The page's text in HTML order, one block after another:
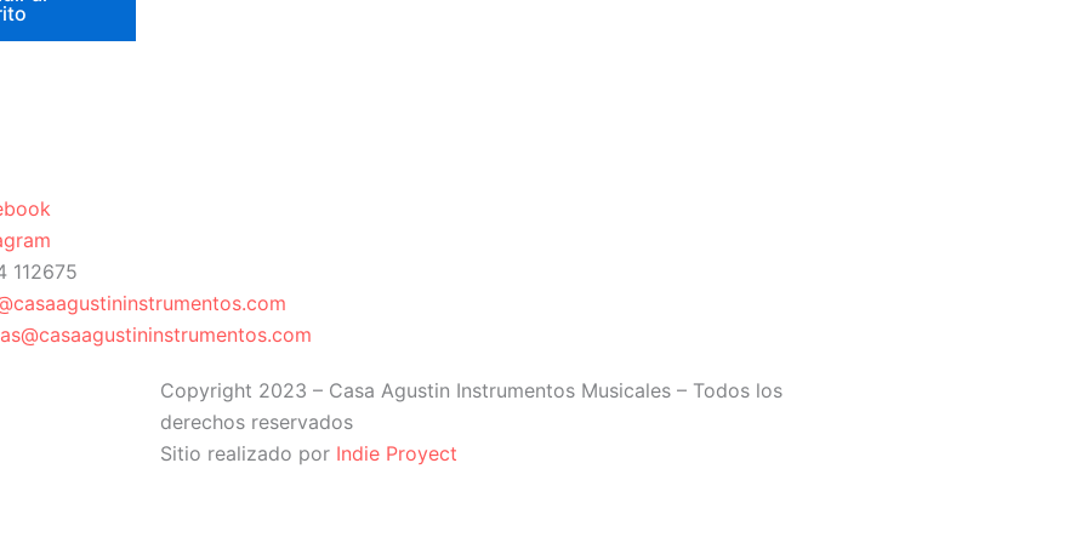
112675
Copyright 2023 – Casa Agustin Instrumentos Musicales – Todos los
derechos reservados
Sitio realizado por Indie Proyect